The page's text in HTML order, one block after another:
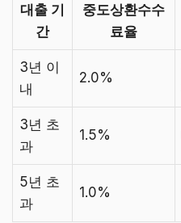
대출 기
간
중도상환수수
료율
3년 이
내
2.0%
3년 초
과
1.5%
5년 초
과
1.0%